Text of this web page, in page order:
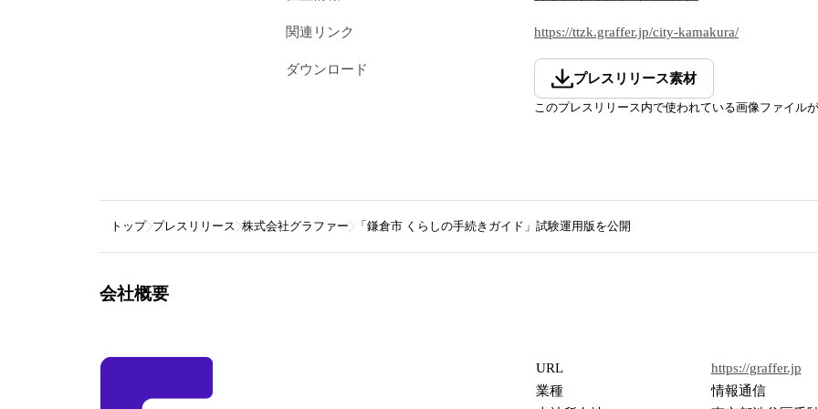
関連リンク https://ttzk.graffer.jp/city-kamakura/
ダウンロード
プレスリリース素材
このプレスリリース内で使われている画像ファイル
トップ プレスリリース 株式会社グラファー 「鎌倉市 くらしの手続きガイド」試験運用版を公開
会社概要
URL
https://graffer.jp
業種
情報通信